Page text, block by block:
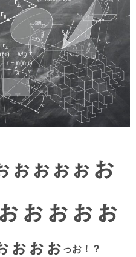
ぉぉぉぉ ぉ
ぉぉぉぉ
ぉぉぉ っお！？